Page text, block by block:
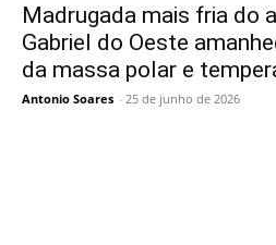
Madrugada mais fria do
Gabriel do Oeste
da massa polar e
Antonio Soares - 25 de junho de 2026